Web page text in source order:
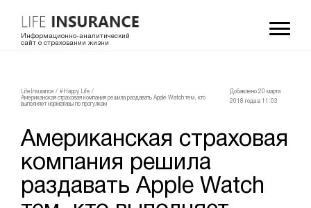
Информационно-аналитический
сайт о страховании жизни
LifeInsurance / #Happy Life /
Американская страховая компания решила раздавать Apple Watch тем, кто
выполняет нормативы по прогулкам
Добавлено 20 мартa
2018 года в 11:03
Американская страховая
компания решила
раздавать Apple Watch